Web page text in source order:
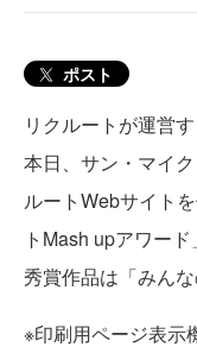
ポスト
リクルートが運営
本日、サン・マイ
ルートWebサイト
トMash upアワー
秀賞作品は「みんな
※印刷用ページ表示